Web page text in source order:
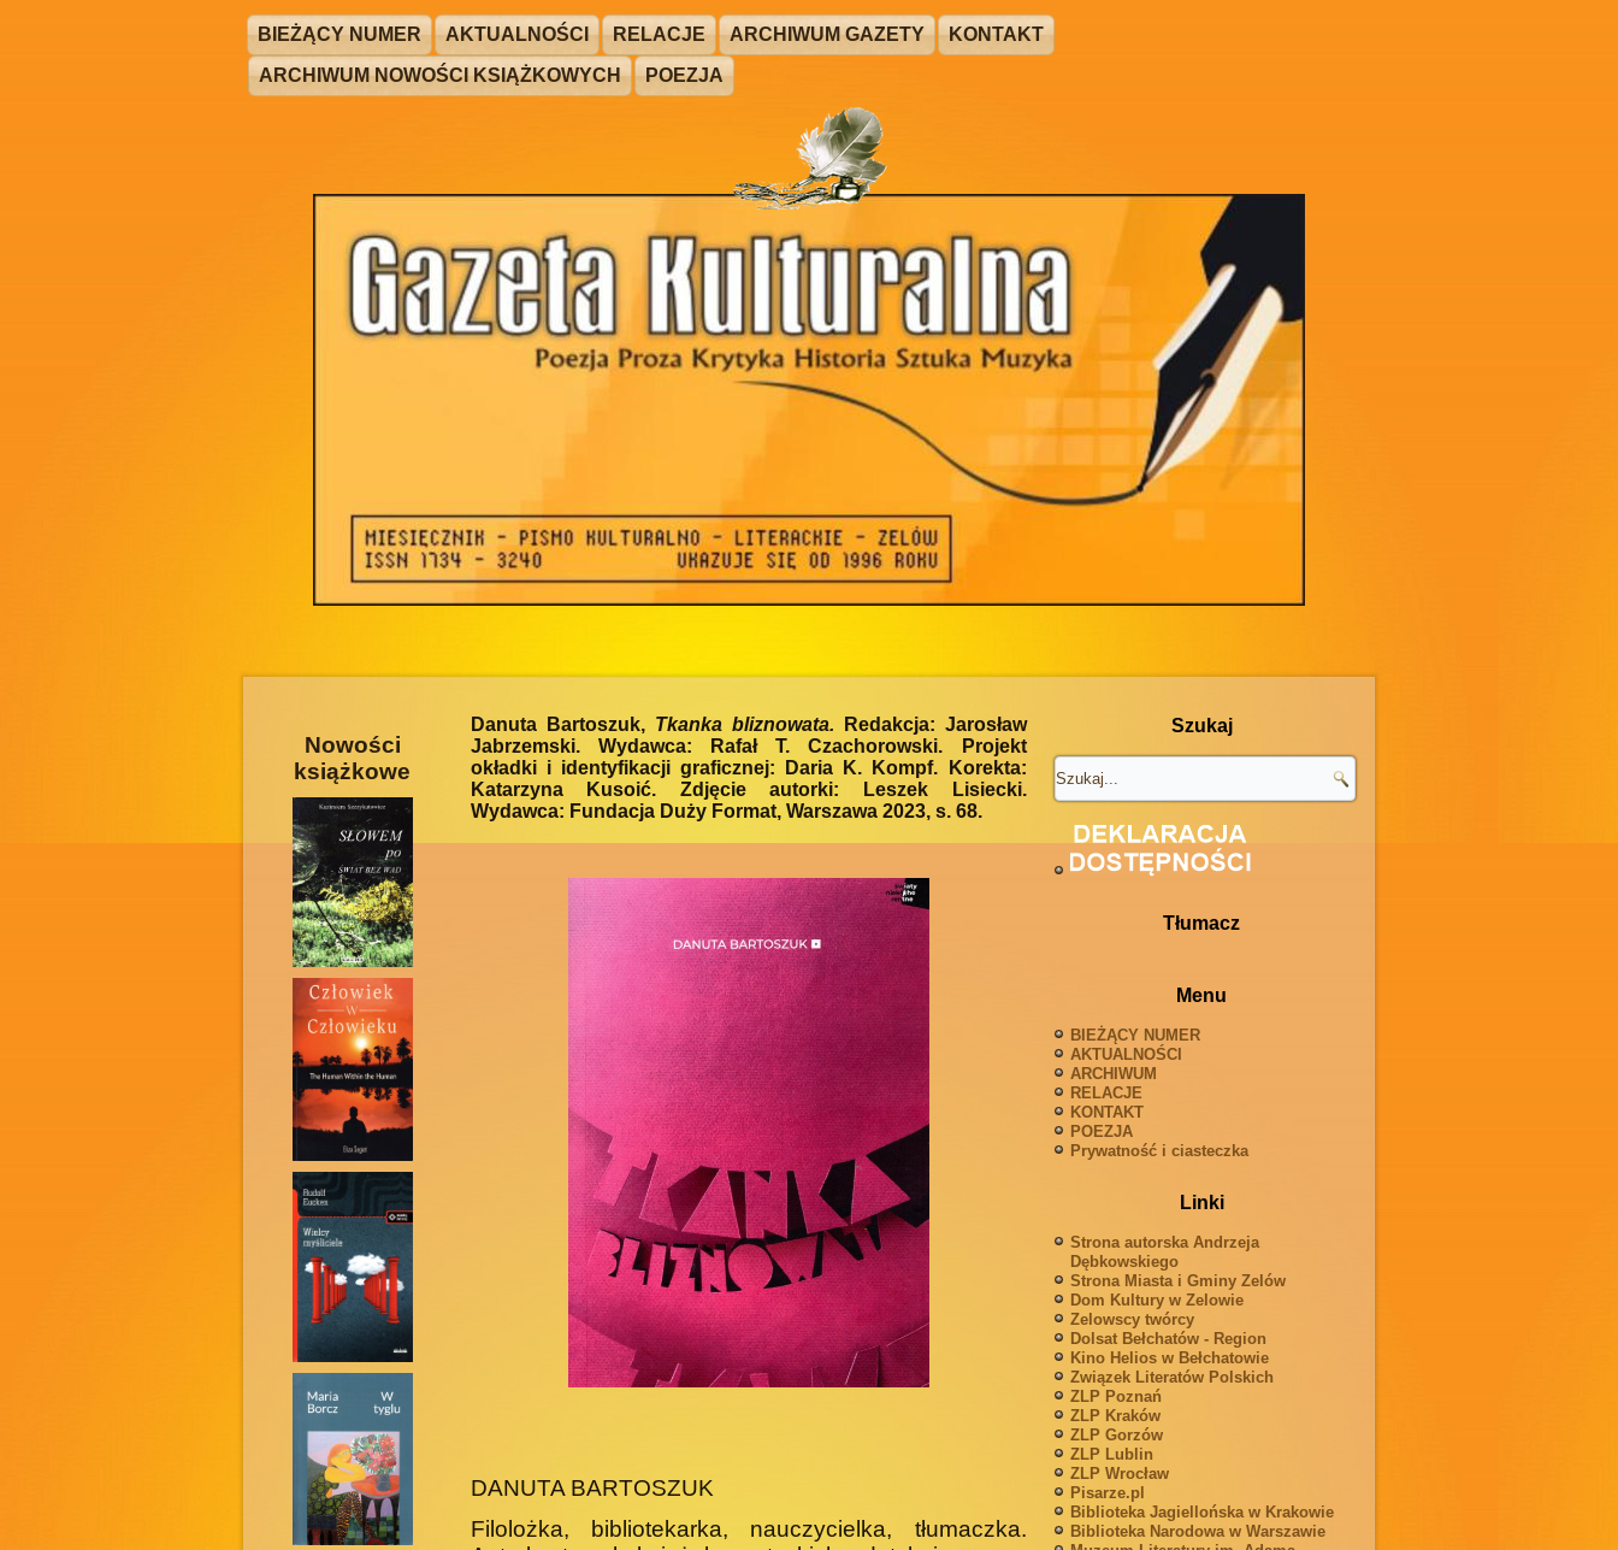
BIEŻĄCY NUMER AKTUALNOŚCI RELACJE ARCHIWUM GAZETY
KONTAKT
ARCHIWUM NOWOŚCI KSIĄŻKOWYCH
POEZJA
Nowości
książkowe
Danuta Bartoszuk, Tkanka bliznowata. Redakcja: Jarosław
Jabrzemski. Wydawca: Rafał T. Czachorowski. Projekt
okładki i identyfikacji graficznej: Daria K. Kompf. Korekta:
Katarzyna Kusoić. Zdjęcie autorki: Leszek Lisiecki.
Wydawca: Fundacja Duży Format, Warszawa 2023, s. 68.
DANUTA BARTOSZUK
Filolożka, bibliotekarka, nauczycielka, tłumaczka.
Szukaj
Tłumacz
Menu
BIEŻĄCY NUMER
AKTUALNOŚCI
ARCHIWUM
RELACJE
KONTAKT
POEZJA
Prywatność i ciasteczka
Linki
Strona autorska Andrzeja
Dębkowskiego
Strona Miasta i Gminy Zelów
Dom Kultury w Zelowie
Zelowscy twórcy
Dolsat Bełchatów - Region
Kino Helios w Bełchatowie
Związek Literatów Polskich
ZLP Poznań
ZLP Kraków
ZLP Gorzów
ZLP Lublin
ZLP Wrocław
Pisarze.pl
Biblioteka Jagiellońska w Krakowie
Biblioteka Narodowa w Warszawie